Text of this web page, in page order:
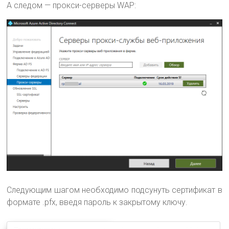
А следом — прокси-серверы WAP:
Следующим шагом необходимо подсунуть сертификат в
формате .pfx, введя пароль к закрытому ключу.